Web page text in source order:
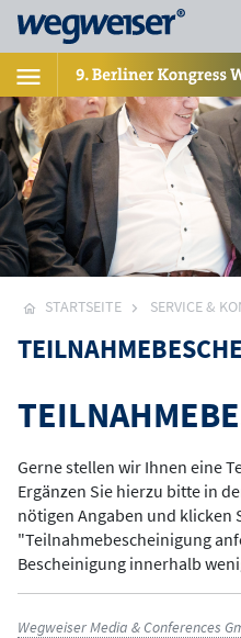
STARTSEITE SERVICE &
Gerne stellen wir Ihnen eine
Ergänzen Sie hierzu bitte in
nötigen Angaben und klicken
"Teilnahmebescheinigung
Bescheinigung innerhalb
ADRESSAT
Wegweiser Media & Conferences